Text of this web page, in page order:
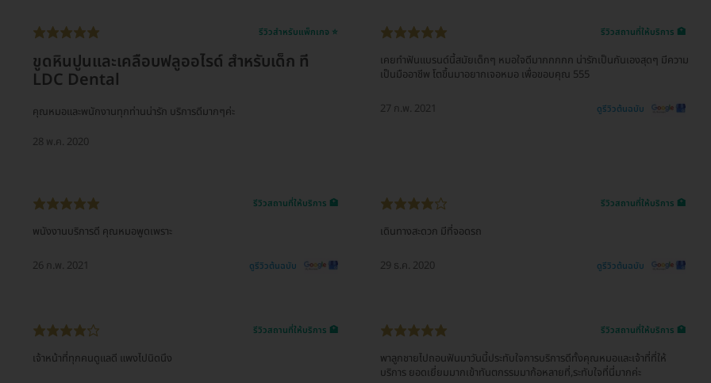
รีวิวสำหรับแพ็กเกจ ⭐
ขูดหินปูนและเคลือบฟลูออไรด์ สำหรับเด็ก ที่
LDC Dental
คุณหมอและพนักงานทุกท่านน่ารัก บริการดีมากๆค่ะ
28 พ.ค. 2020
รีวิวสถานที่ให้บริการ 🏥
เคยทำฟันแบรนด์นี้สมัยเด็กๆ หมอใจดีมากกกกก น่ารักเป็นกันเองสุดๆ มีความ
เป็นมืออาชีพ โตขึ้นมาอยากเจอหมอ เพื่อขอบคุณ 555
27 ก.พ. 2021 ดูรีวิวต้นฉบับ
รีวิวสถานที่ให้บริการ 🏥
พนังงานบริการดี คุณหมอพูดเพราะ
26 ก.พ. 2021 ดูรีวิวต้นฉบับ
รีวิวสถานที่ให้บริการ 🏥
เดินทางสะดวก มีที่จอดรถ
29 ธ.ค. 2020 ดูรีวิวต้นฉบับ
รีวิวสถานที่ให้บริการ 🏥
เจ้าหน้าที่ทุกคนดูแลดี แพงไปนิดนึง
รีวิวสถานที่ให้บริการ 🏥
พาลูกชายไปถอนฟันมาวันนี้ประทับใจการบริการดีทั้งคุณหมอและเจ้าที่ที่ให้
บริการ ยอดเยี่ยมมากเข้าทันตกรรมมาก้อหลายที่,ระทับใจที่นี่มากค่ะ